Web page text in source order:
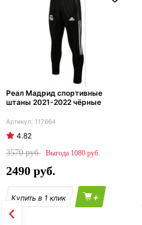
Реал Мадрид спортивные
штаны 2021-2022 чёрные
117664
4.82
3570
1080
2490
+